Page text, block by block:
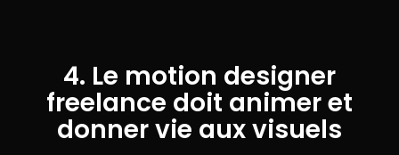
4. Le motion designer
freelance doit animer et
donner vie aux visuels